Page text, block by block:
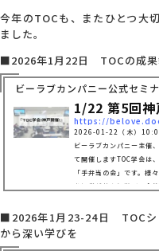
今年のTOCも、またひとつ大
ました。
■2026年1月22日 TOCの成
ビーラブカンパニー公式セミ
1/22 第5回神
https://
2026-01-22（木）
ビーラブカンパニー主催
て開催しますTOC学会は
「手弁当の会」です。様
参加者が共々に学び、今
改善も行き詰まります。
れが仲間と一緒に継続的
■2026年1月23-24日 TOCシ
から深い学びを